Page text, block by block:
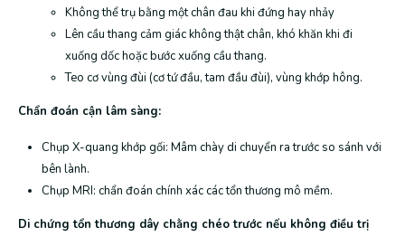
Không thể trụ bằng một chân đau khi đứng hay nhảy
Lên cầu thang cảm giác không thật chân, khó khăn khi đi
xuống dốc hoặc bước xuống cầu thang.
Teo cơ vùng đùi (cơ tứ đầu, tam đầu đùi), vùng khớp hông.
Chẩn đoán cận lâm sàng:
Chụp X-quang khớp gối: Mâm chày di chuyển ra trước so sánh với
bên lành.
Chụp MRI: chẩn đoán chính xác các tổn thương mô mềm.
Di chứng tổn thương dây chằng chéo trước nếu không điều trị